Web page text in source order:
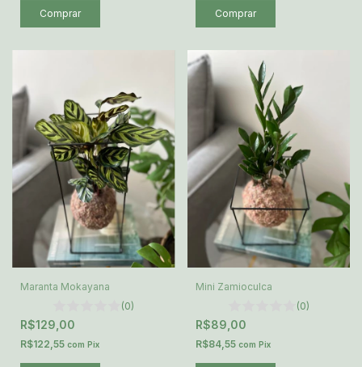
Maranta Mokayana
(0)
R$129,00
R$122,55 com Pix
Mini Zamioculca
(0)
R$89,00
R$84,55 com Pix